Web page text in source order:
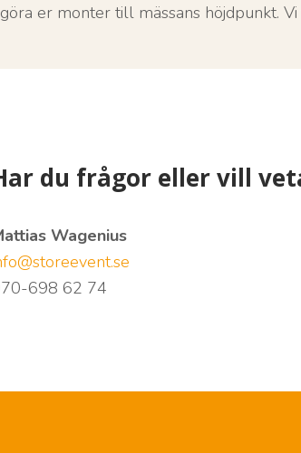
er monter till mässans höjdpunkt.
du frågor eller vill
Wagenius
698 62 74